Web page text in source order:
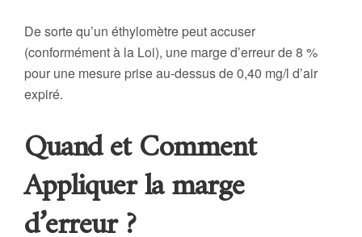
De sorte qu’un éthylomètre peut accuser
(conformément à la Loi), une marge d’erreur de 8 %
pour une mesure prise au-dessus de 0,40 mg/l d’air
expiré.
Quand et Comment
Appliquer la marge
d’erreur ?